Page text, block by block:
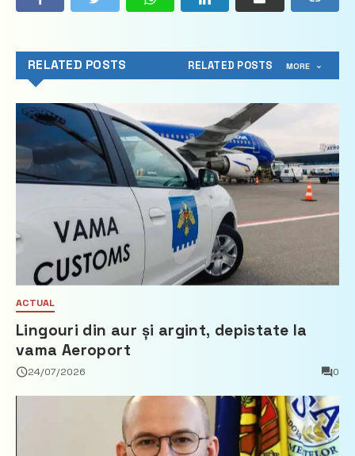
RELATED POSTS RELATED POSTS MORE
ACTUAL
Lingouri din aur și argint, depistate la
vama Aeroport
24/07/2026 0